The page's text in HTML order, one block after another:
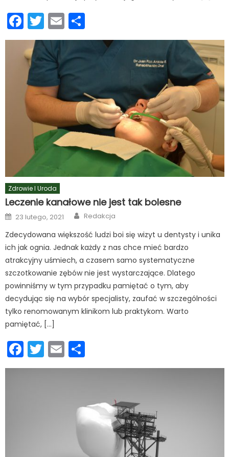
Facebook
Twitter
Email
się
Zdrowie I Uroda
Leczenie kanałowe nie jest tak bolesne
Posted
on
23 lutego, 2021 Author
Redakcja
Zdecydowana większość ludzi boi się wizyt u dentysty i unika
ich jak ognia. Jednak każdy z nas chce mieć bardzo
atrakcyjny uśmiech, a czasem samo systematyczne
szczotkowanie zębów nie jest wystarczające. Dlatego
powinniśmy w tym przypadku pamiętać o tym, aby
decydując się na wybór specjalisty, zaufać w szczególności
tylko renomowanym klinikom lub praktykom. Warto
pamiętać, […]
Facebook
Twitter
Email
się